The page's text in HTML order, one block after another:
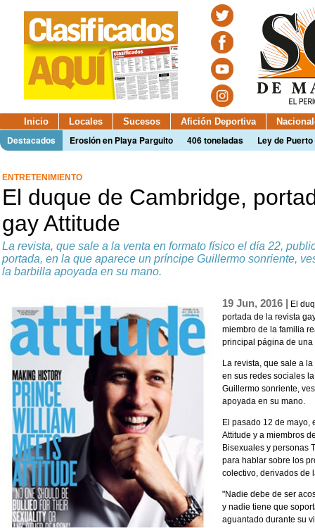
Inicio Locales Sucesos Afición Deportiva
Destacados Erosión en Playa Parguito 406 toneladas Ley de
ENTRETENIMIENTO
El duque de Cambridge,
gay Attitude
La revista, que sale a la venta en formato físico el día 22,
portada, en la que aparece un príncipe Guillermo sonriente,
la barbilla apoyada en su mano.
19 Jun, 2016 | El
portada de la revista
miembro de la familia
principal página de
La revista, que sale a
en sus redes sociales
Guillermo sonriente,
apoyada en su mano.
El pasado 12 de mayo,
Attitude y a miembros
Bisexuales y personas
para hablar sobre los
colectivo, derivados de
"Nadie debe de ser
y nadie tiene que
aguantado durante su